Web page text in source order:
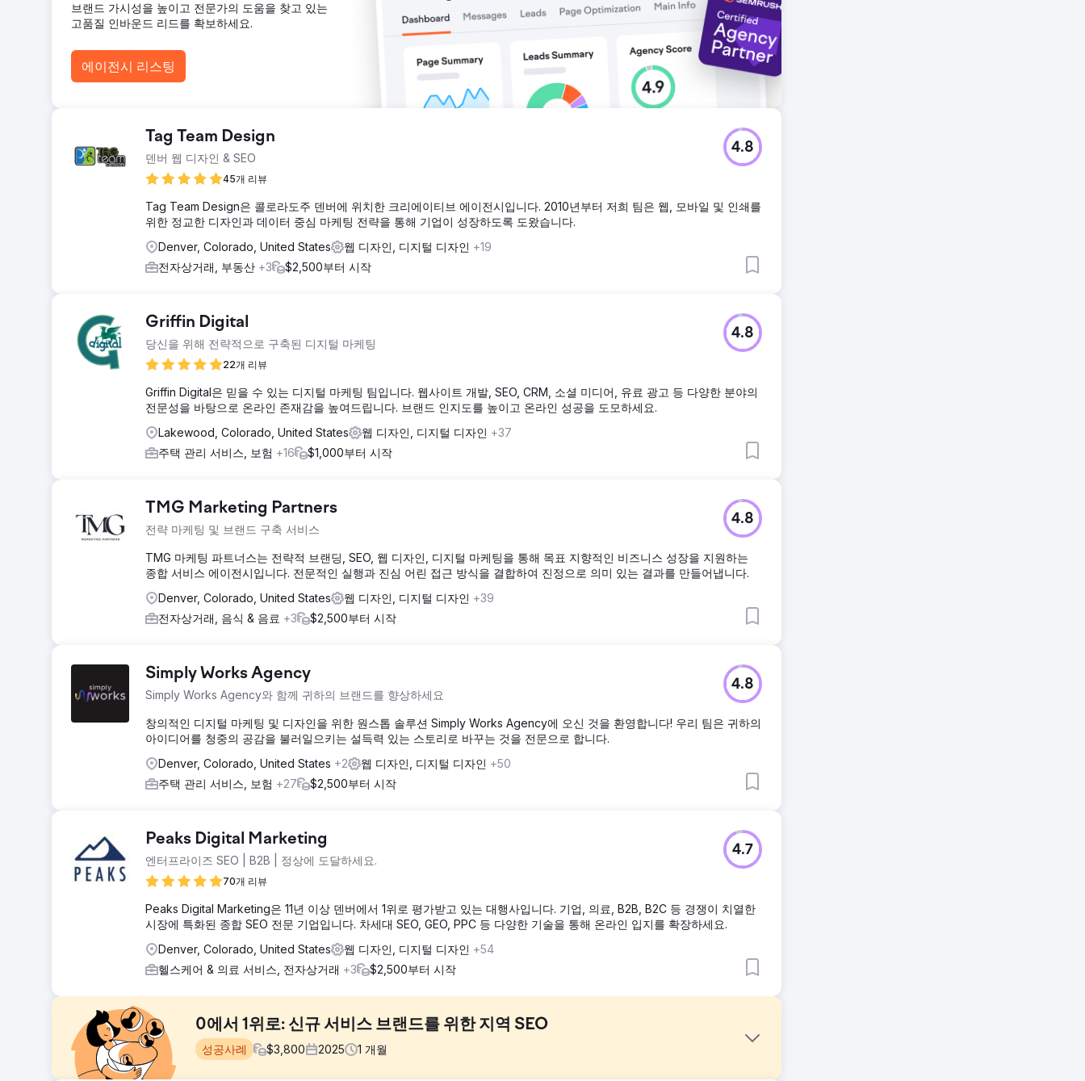
브랜드 가시성을 높이고 전문가의 도움을 찾고 있는
고품질 인바운드 리드를 확보하세요.
에이전시 리스팅
Tag Team Design
덴버 웹 디자인 & SEO
45개 리뷰
4.8
Tag Team Design은 콜로라도주 덴버에 위치한 크리에이티브 에이전시입니다. 2010년부터 저희 팀은 웹, 모바일 및 인쇄를
위한 정교한 디자인과 데이터 중심 마케팅 전략을 통해 기업이 성장하도록 도왔습니다.
Denver, Colorado, United States
웹 디자인, 디지털 디자인 +19
전자상거래, 부동산 +3 $2,500부터 시작
Griffin Digital
당신을 위해 전략적으로 구축된 디지털 마케팅
22개 리뷰
4.8
Griffin Digital은 믿을 수 있는 디지털 마케팅 팀입니다. 웹사이트 개발, SEO, CRM, 소셜 미디어, 유료 광고 등 다양한 분야의
전문성을 바탕으로 온라인 존재감을 높여드립니다. 브랜드 인지도를 높이고 온라인 성공을 도모하세요.
Lakewood, Colorado, United States
웹 디자인, 디지털 디자인 +37
주택 관리 서비스, 보험 +16 $1,000부터 시작
TMG Marketing Partners
전략 마케팅 및 브랜드 구축 서비스
4.8
TMG 마케팅 파트너스는 전략적 브랜딩, SEO, 웹 디자인, 디지털 마케팅을 통해 목표 지향적인 비즈니스 성장을 지원하는
종합 서비스 에이전시입니다. 전문적인 실행과 진심 어린 접근 방식을 결합하여 진정으로 의미 있는 결과를 만들어냅니다.
Denver, Colorado, United States
웹 디자인, 디지털 디자인 +39
전자상거래, 음식 & 음료 +3 $2,500부터 시작
Simply Works Agency
Simply Works Agency와 함께 귀하의 브랜드를 향상하세요
4.8
창의적인 디지털 마케팅 및 디자인을 위한 원스톱 솔루션 Simply Works Agency에 오신 것을 환영합니다! 우리 팀은 귀하의
아이디어를 청중의 공감을 불러일으키는 설득력 있는 스토리로 바꾸는 것을 전문으로 합니다.
Denver, Colorado, United States +2 웹 디자인, 디지털 디자인 +50
주택 관리 서비스, 보험 +27 $2,500부터 시작
Peaks Digital Marketing
엔터프라이즈 SEO | B2B | 정상에 도달하세요.
70개 리뷰
4.7
Peaks Digital Marketing은 11년 이상 덴버에서 1위로 평가받고 있는 대행사입니다. 기업, 의료, B2B, B2C 등 경쟁이 치열한
시장에 특화된 종합 SEO 전문 기업입니다. 차세대 SEO, GEO, PPC 등 다양한 기술을 통해 온라인 입지를 확장하세요.
Denver, Colorado, United States
웹 디자인, 디지털 디자인 +54
헬스케어 & 의료 서비스, 전자상거래 +3 $2,500부터 시작
0에서 1위로: 신규 서비스 브랜드를 위한 지역 SEO
성공사례 $3,800 2025 1 개월